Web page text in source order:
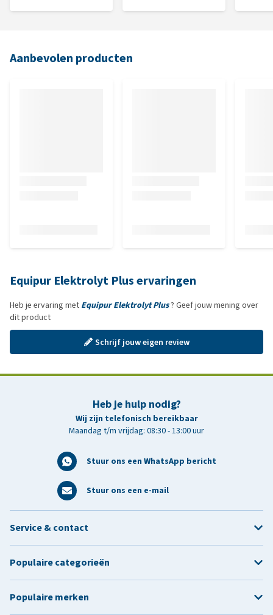
Aanbevolen producten
Equipur Elektrolyt Plus ervaringen
Heb je ervaring met Equipur Elektrolyt Plus? Geef jouw mening over
dit product
Schrijf jouw eigen review
Heb je hulp nodig?
Wij zijn telefonisch bereikbaar
Maandag t/m vrijdag: 08:30 - 13:00 uur
Stuur ons een WhatsApp bericht
Stuur ons een e-mail
Service & contact
Populaire categorieën
Populaire merken